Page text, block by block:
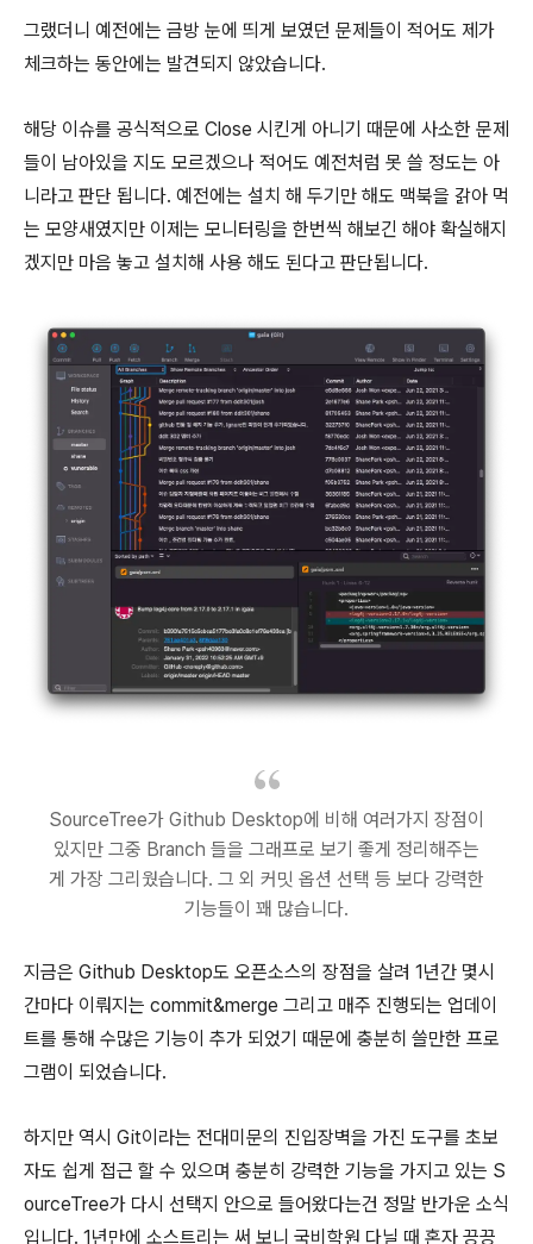
그랬더니 예전에는 금방 눈에 띄게 보였던 문제들이 적어도 제가
체크하는 동안에는 발견되지 않았습니다.
해당 이슈를 공식적으로 Close 시킨게 아니기 때문에 사소한 문제
들이 남아있을 지도 모르겠으나 적어도 예전처럼 못 쓸 정도는 아
니라고 판단 됩니다. 예전에는 설치 해 두기만 해도 맥북을 갉아 먹
는 모양새였지만 이제는 모니터링을 한번씩 해보긴 해야 확실해지
겠지만 마음 놓고 설치해 사용 해도 된다고 판단됩니다.
SourceTree가 Github Desktop에 비해 여러가지 장점이
있지만 그중 Branch 들을 그래프로 보기 좋게 정리해주는
게 가장 그리웠습니다. 그 외 커밋 옵션 선택 등 보다 강력한
기능들이 꽤 많습니다.
지금은 Github Desktop도 오픈소스의 장점을 살려 1년간 몇시
간마다 이뤄지는 commit&merge 그리고 매주 진행되는 업데이
트를 통해 수많은 기능이 추가 되었기 때문에 충분히 쓸만한 프로
그램이 되었습니다.
하지만 역시 Git이라는 전대미문의 진입장벽을 가진 도구를 초보
자도 쉽게 접근 할 수 있으며 충분히 강력한 기능을 가지고 있는 S
ourceTree가 다시 선택지 안으로 들어왔다는건 정말 반가운 소식
입니다. 1년만에 소스트리는 써 보니 국비학원 다닐 때 혼자 끙끙